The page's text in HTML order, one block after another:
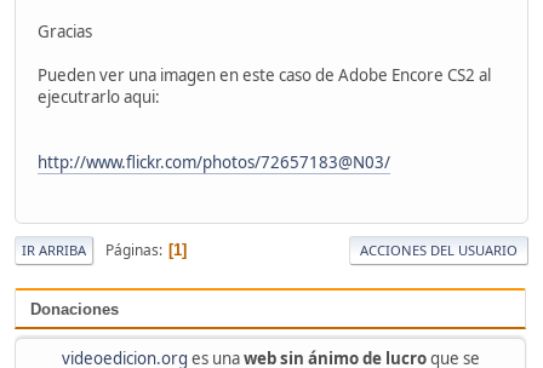
Donaciones
videoedicion.org es unaweb sin ánimo de lucroque se
Gracias
Pueden ver una imagen en este caso de Adobe Encore CS2 al
ejecutrarlo aqui:
http://www.flickr.com/photos/72657183@N03/
IR ARRIBA Páginas 1 ACCIONES DEL USUARIO